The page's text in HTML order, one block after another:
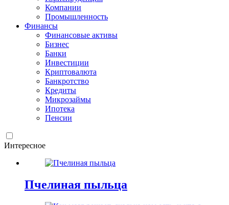
Компании
Промышленность
Финансы
Финансовые активы
Бизнес
Банки
Инвестиции
Криптовалюта
Банкротство
Кредиты
Микрозаймы
Ипотека
Пенсии
Интересное
Пчелиная пыльца